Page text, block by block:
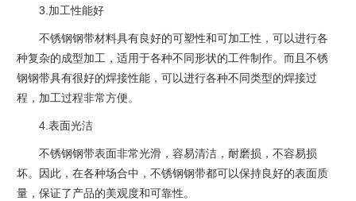
3.加工性能好
不锈钢钢带材料具有良好的可塑性和可加工性，可以进行各
种复杂的成型加工，适用于各种不同形状的工件制作。而且不锈
钢钢带具有很好的焊接性能，可以进行各种不同类型的焊接过
程，加工过程非常方便。
4.表面光洁
不锈钢钢带表面非常光滑，容易清洁，耐磨损，不容易损
坏。因此，在各种场合中，不锈钢钢带都可以保持良好的表面质
量，保证了产品的美观度和可靠性。